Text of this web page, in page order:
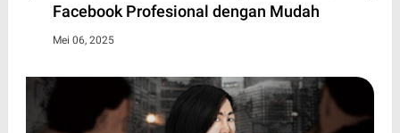
Facebook Profesional dengan Mudah
Mei 06, 2025